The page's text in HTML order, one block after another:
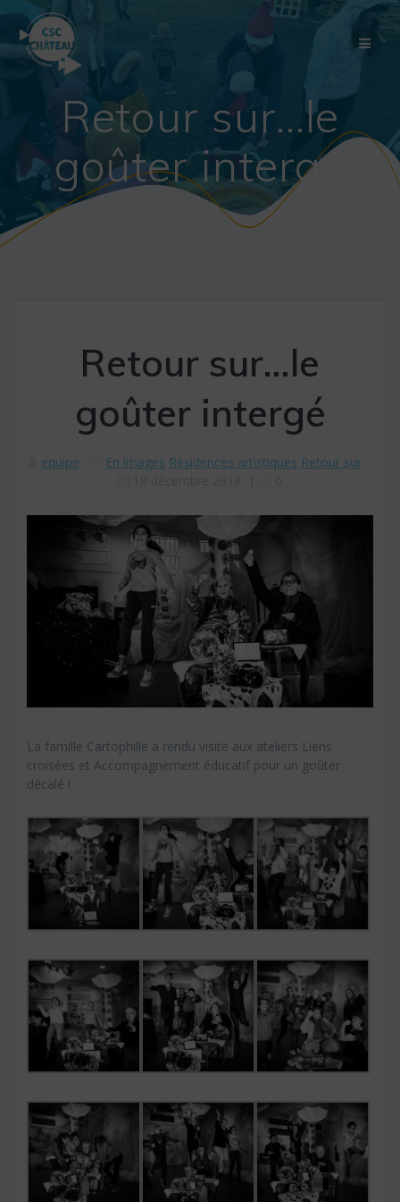
Retour sur…le
goûter intergé
Retour sur…le
goûter intergé
equipe En images Résidences artistiques Retour sur
La famille Cartophille a rendu visite aux ateliers Liens
croisées et Accompagnement éducatif pour un goûter
décalé !